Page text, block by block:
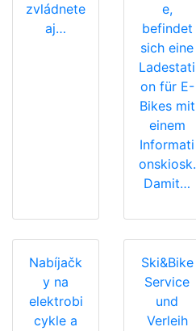
zvládnete
aj…
e,
befindet
sich eine
Ladestati
on für E-
Bikes mit
einem
Informati
onskiosk.
Damit…
Nabíjačk
y na
elektrobi
cykle a
Ski&Bike
Service
und
Verleih